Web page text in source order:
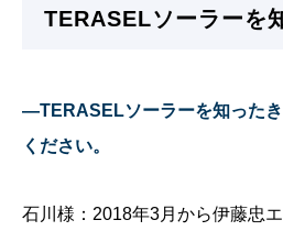
TERASELソーラーを
—TERASELソーラーを知った
ください。
石川様：2018年3月から伊藤忠